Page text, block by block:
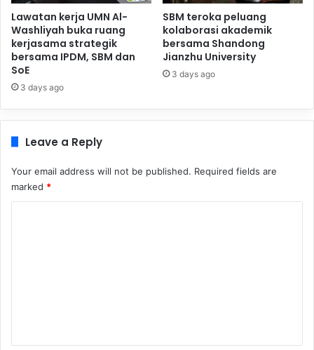
Lawatan kerja UMN Al-
Washliyah buka ruang
kerjasama strategik
bersama IPDM, SBM dan
SoE
3 days ago
SBM teroka peluang
kolaborasi akademik
bersama Shandong
Jianzhu University
3 days ago
Leave a Reply
Your email address will not be published. Required fields are
marked *